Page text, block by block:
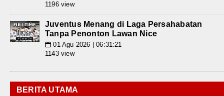
1196 view
Juventus Menang di Laga Persahabatan
Tanpa Penonton Lawan Nice
📅 01 Agu 2026 | 06:31:21
1143 view
BERITA UTAMA